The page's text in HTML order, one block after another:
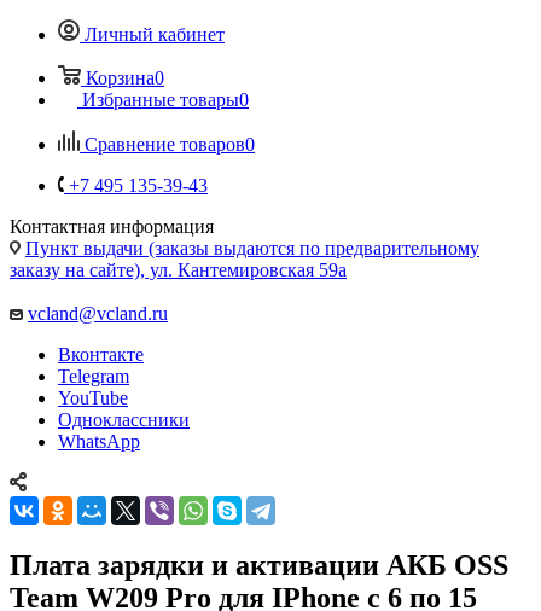
Личный кабинет
Корзина0
Избранные товары0
Сравнение товаров0
+7 495 135-39-43
Контактная информация
Пункт выдачи (заказы выдаются по предварительному
заказу на сайте), ул. Кантемировская 59а
vcland@vcland.ru
Вконтакте
Telegram
YouTube
Одноклассники
WhatsApp
Плата зарядки и активации АКБ OSS
Team W209 Pro для IPhone с 6 по 15